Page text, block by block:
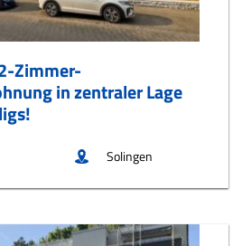
Zimmer-
in zentraler Lage
Solingen